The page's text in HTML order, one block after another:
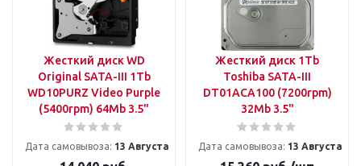
Жесткий диск WD
Original SATA-III 1Tb
WD10PURZ Video Purple
(5400rpm) 64Mb 3.5"
Дата самовывоза: 13 Августа
Жесткий диск 1Tb
Toshiba SATA-III
DT01ACA100 (7200rpm)
32Mb 3.5"
Дата самовывоза: 13 Августа